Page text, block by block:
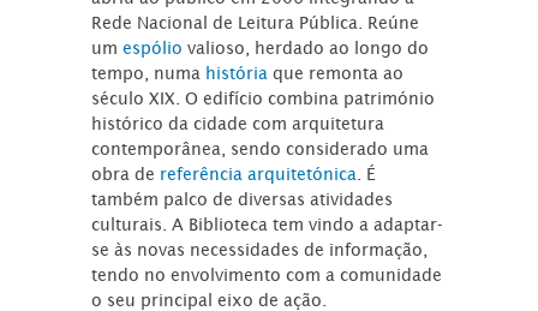
Rede Nacional de Leitura Pública. Reúne
umespóliovalioso, herdado ao longo do
tempo, numa história que remonta ao
século XIX. O edifício combina património
histórico da cidade com arquitetura
contemporânea, sendo considerado uma
obra de referência arquitetónica . É
também palco de diversas atividades
culturais. A Biblioteca tem vindo a adaptar-
se às novas necessidades de informação,
tendo no envolvimento com a comunidade
o seu principal eixo de ação.